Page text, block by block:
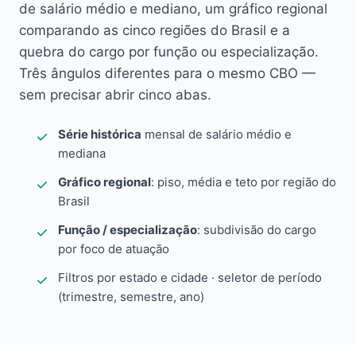
de salário médio e mediano, um gráfico regional
comparando as cinco regiões do Brasil e a
quebra do cargo por função ou especialização.
Três ângulos diferentes para o mesmo CBO —
sem precisar abrir cinco abas.
Série histórica mensal de salário médio e
mediana
Gráfico regional: piso, média e teto por região do
Brasil
Função / especialização: subdivisão do cargo
por foco de atuação
Filtros por estado e cidade · seletor de período
(trimestre, semestre, ano)